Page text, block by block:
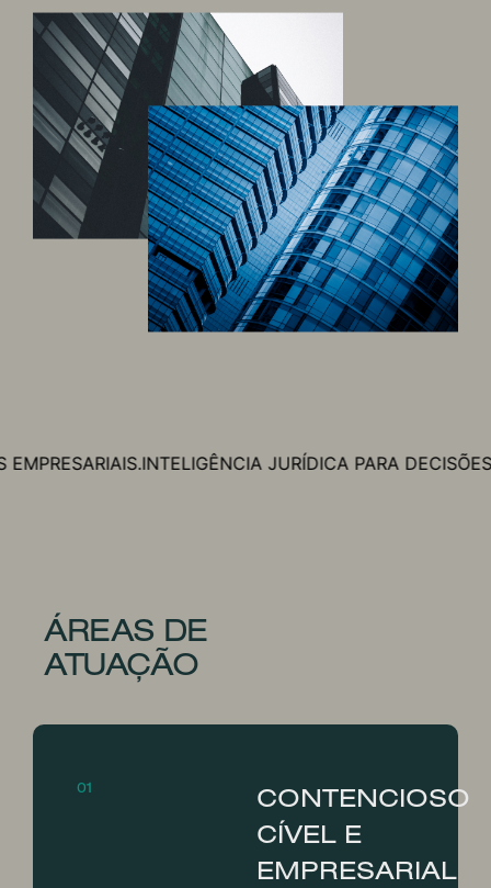
JURÍDICA PARA DECISÕES EMPRESARIAIS.
ÁREAS DE
ATUAÇÃO
01
CONTENCIOSO
CÍVEL E
EMPRESARIAL